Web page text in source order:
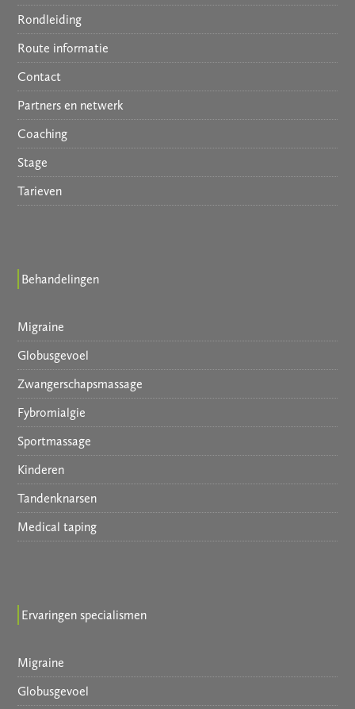
Rondleiding
Route informatie
Contact
Partners en netwerk
Coaching
Stage
Tarieven
Behandelingen
Migraine
Globusgevoel
Zwangerschapsmassage
Fybromialgie
Sportmassage
Kinderen
Tandenknarsen
Medical taping
Ervaringen specialismen
Migraine
Globusgevoel